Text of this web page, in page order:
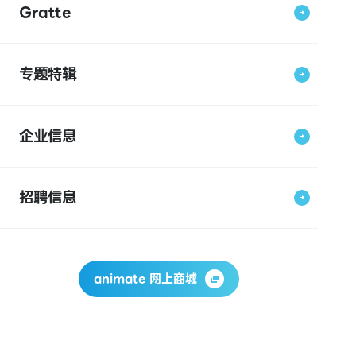
Gratte
专题特辑
企业信息
招聘信息
animate 网上商城